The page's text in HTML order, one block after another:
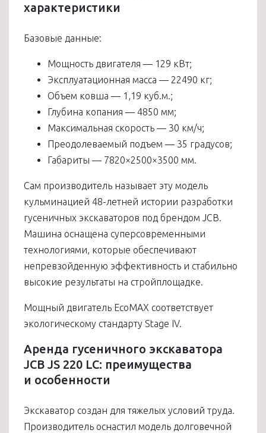
характеристики
Базовые данные:
Мощность двигателя — 129 кВт;
Эксплуатационная масса — 22490 кг;
Объем ковша — 1,19 куб.м.;
Глубина копания — 4850 мм;
Максимальная скорость — 30 км/ч;
Преодолеваемый подъем — 35 градусов;
Габариты — 7820×2500×3500 мм.
Сам производитель называет эту модель
кульминацией 48-летней истории разработки
гусеничных экскаваторов под брендом JCB.
Машина оснащена суперсовременными
технологиями, которые обеспечивают
непревзойденную эффективность и стабильно
высокие результаты на стройплощадке.
Мощный двигатель EcoMAX соответствует
экологическому стандарту Stage IV.
Аренда гусеничного экскаватора
JCB JS 220 LC: преимущества
и особенности
Экскаватор создан для тяжелых условий труда.
Производитель оснастил модель долговечной